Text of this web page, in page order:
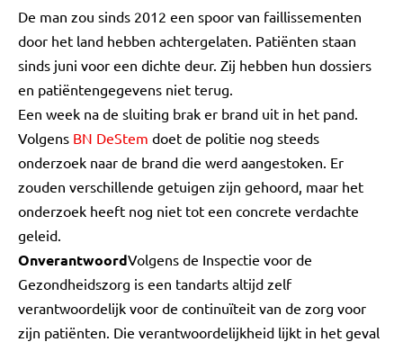
De man zou sinds 2012 een spoor van faillissementen
door het land hebben achtergelaten. Patiënten staan
sinds juni voor een dichte deur. Zij hebben hun dossiers
en patiëntengegevens niet terug.
Een week na de sluiting brak er brand uit in het pand.
Volgens BN DeStem doet de politie nog steeds
onderzoek naar de brand die werd aangestoken. Er
zouden verschillende getuigen zijn gehoord, maar het
onderzoek heeft nog niet tot een concrete verdachte
geleid.
OnverantwoordVolgens de Inspectie voor de
Gezondheidszorg is een tandarts altijd zelf
verantwoordelijk voor de continuïteit van de zorg voor
zijn patiënten. Die verantwoordelijkheid lijkt in het geval